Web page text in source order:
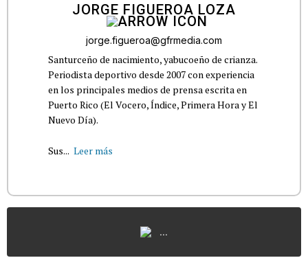
JORGE FIGUEROA LOZA
jorge.figueroa@gfrmedia.com
Santurceño de nacimiento, yabucoeño de crianza.
Periodista deportivo desde 2007 con experiencia
en los principales medios de prensa escrita en
Puerto Rico (El Vocero, Índice, Primera Hora y El
Nuevo Día).
Sus... Leer más
...